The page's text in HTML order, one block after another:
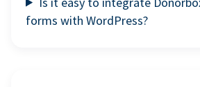
forms with WordPress?